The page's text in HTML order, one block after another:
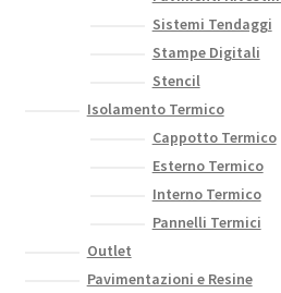
Sistemi Tendaggi
Stampe Digitali
Stencil
Isolamento Termico
Cappotto Termico
Esterno Termico
Interno Termico
Pannelli Termici
Outlet
Pavimentazioni e Resine